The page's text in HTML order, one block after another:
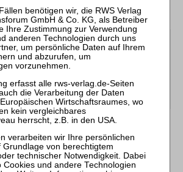
Webinar InsVV für
FAO]
Webinar InsVV für
FAO]